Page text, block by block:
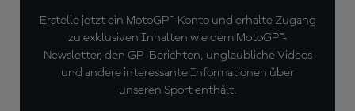
Erstelle jetzt ein MotoGP™-Konto und erhalte Zugang
zu exklusiven Inhalten wie dem MotoGP™-
Newsletter, den GP-Berichten, unglaubliche Videos
und andere interessante Informationen über
unseren Sport enthält.